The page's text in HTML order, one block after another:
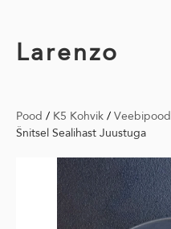
Larenzo
Pood / K5 Kohvik / Veebipood
Šnitsel Sealihast Juustuga